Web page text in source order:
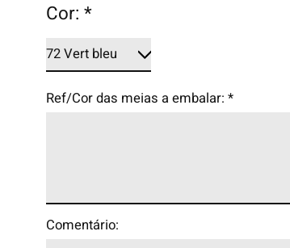
Cor:*
Ref/Cor das meias a embalar:*
Comentário: